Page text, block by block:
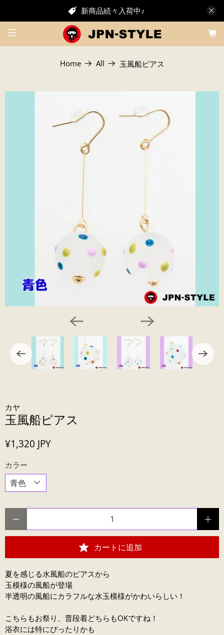
新商品続々入荷中♪
Home All 玉風船ピアス
カヤ
玉風船ピアス
¥1,320 JPY
カラー
カートに追加
夏を感じる水風船のピアスから
玉模様の風船が登場
半透明の風船にカラフルな水玉模様がかわいらしい！
こちらもお祭り、普段着どちらもOKですね！
浴衣には特にぴったりかも